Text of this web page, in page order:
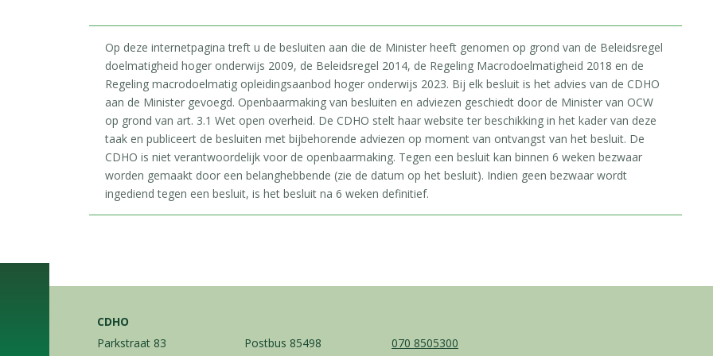
Op deze internetpagina treft u de besluiten aan die de Minister heeft genomen op grond van de Beleidsregel
doelmatigheid hoger onderwijs 2009, de Beleidsregel 2014, de Regeling Macrodoelmatigheid 2018 en de
Regeling macrodoelmatig opleidingsaanbod hoger onderwijs 2023. Bij elk besluit is het advies van de CDHO
aan de Minister gevoegd. Openbaarmaking van besluiten en adviezen geschiedt door de Minister van OCW
op grond van art. 3.1 Wet open overheid. De CDHO stelt haar website ter beschikking in het kader van deze
taak en publiceert de besluiten met bijbehorende adviezen op moment van ontvangst van het besluit. De
CDHO is niet verantwoordelijk voor de openbaarmaking. Tegen een besluit kan binnen 6 weken bezwaar
worden gemaakt door een belanghebbende (zie de datum op het besluit). Indien geen bezwaar wordt
ingediend tegen een besluit, is het besluit na 6 weken definitief.
CDHO
Parkstraat 83
Postbus 85498 070 8505300